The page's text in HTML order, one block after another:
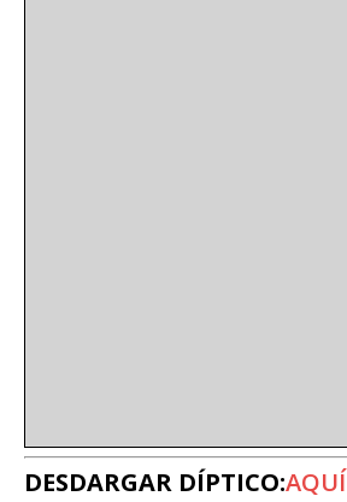
DESDARGAR DÍPTICO:AQUÍ